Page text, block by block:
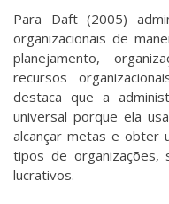
Para Daft (2005)
organizacionais de
planejamento,
recursos
destaca que a
universal porque ela
alcançar metas e obter
tipos de organizações,
lucrativos.